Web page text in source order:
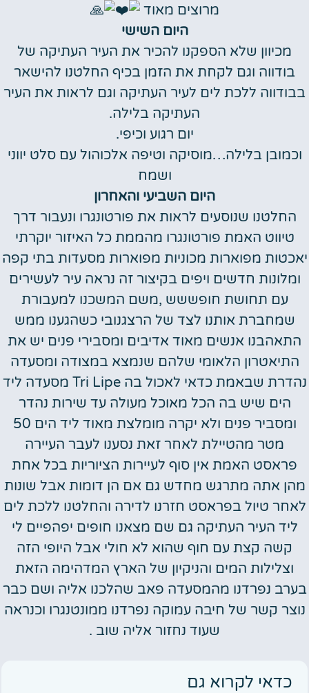
מרוצים מאוד
היום השישי
מכיוון שלא הספקנו להכיר את העיר העתיקה של
בודווה וגם לקחת את הזמן בכיף החלטנו להישאר
בבודווה ללכת לים לעיר העתיקה וגם לראות את העיר
העתיקה בלילה.
יום רגוע וכיפי.
וכמובן בלילה…מוסיקה וטיפה אלכוהול עם סלט יווני
ושמח
היום השביעי והאחרון
החלטנו שנוסעים לראות את פורטונגרו ונעבור דרך
טיווט האמת פורטונגרו מהממת כל האיזור יוקרתי
יאכטות מפוארות מכוניות מפוארות מסעדות בתי קפה
ומלונות חדשים ויפים בקיצור זה נראה עיר לעשירים
עם תחושת חופששש ,משם המשכנו למעבורת
שמחברת אותנו לצד של הרצגנובי כשהגענו ממש
התאהבנו אנשים מאוד אדיבים ומסבירי פנים יש את
התיאטרון הלאומי שלהם שנמצא במצודה ומסעדה
נהדרת שבאמת כדאי לאכול בה Tri Lipe מסעדה ליד
הים שיש בה הכל מאוכל מעולה עד שירות נהדר
ומסביר פנים ולא יקרה מומלצת מאוד ליד הים 50
מטר מהטיילת לאחר זאת נסענו לעבר העיירה
פראסט האמת אין סוף לעיירות הציוריות בכל אחת
מהן אתה מתרגש מחדש גם אם הן דומות אבל שונות
לאחר טיול בפראסט חזרנו לדירה והחלטנו ללכת לים
ליד העיר העתיקה גם שם מצאנו חופים יפהפיים לי
קשה קצת עם חוף שהוא לא חולי אבל היופי הזה
וצלילות המים והניקיון של הארץ המדהימה הזאת
בערב נפרדנו מהמסעדה פאב שהלכנו אליה ושם כבר
נוצר קשר של חיבה עמוקה נפרדנו ממונטנגרו וכנראה
שעוד נחזור אליה שוב .
כדאי לקרוא גם